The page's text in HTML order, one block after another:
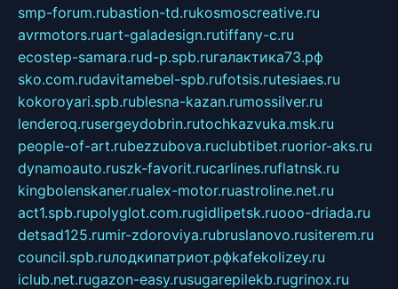
smp-forum.rubastion-td.rukosmoscreative.ru
avrmotors.ruart-galadesign.rutiffany-c.ru
ecostep-samara.rud-p.spb.ruгалактика73.рф
sko.com.rudavitamebel-spb.rufotsis.rutesiaes.ru
kokoroyari.spb.rublesna-kazan.rumossilver.ru
lenderoq.rusergeydobrin.rutochkazvuka.msk.ru
people-of-art.rubezzubova.ruclubtibet.ruorior-aks.ru
dynamoauto.ruszk-favorit.rucarlines.ruflatnsk.ru
kingbolenskaner.rualex-motor.ruastroline.net.ru
act1.spb.rupolyglot.com.rugidlipetsk.ruooo-driada.ru
detsad125.rumir-zdoroviya.rubruslanovo.rusiterem.ru
council.spb.ruлодкипатриот.рфkafekolizey.ru
iclub.net.rugazon-easy.rusugarepilekb.rugrinox.ru